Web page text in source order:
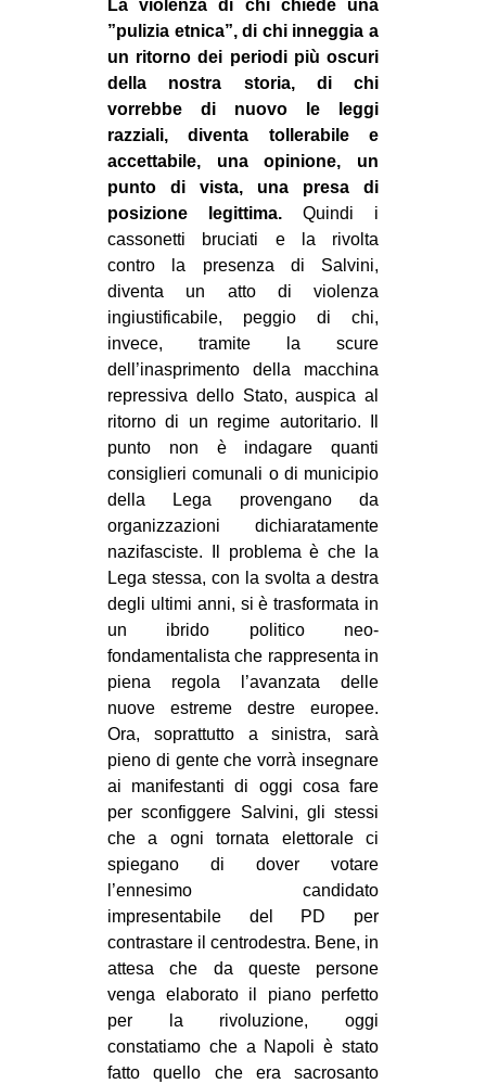
La violenza di chi chiede una
”pulizia etnica”, di chi inneggia a
un ritorno dei periodi più oscuri
della nostra storia, di chi
vorrebbe di nuovo le leggi
razziali, diventa tollerabile e
accettabile, una opinione, un
punto di vista, una presa di
posizione legittima. Quindi i
cassonetti bruciati e la rivolta
contro la presenza di Salvini,
diventa un atto di violenza
ingiustificabile, peggio di chi,
invece, tramite la scure
dell’inasprimento della macchina
repressiva dello Stato, auspica al
ritorno di un regime autoritario. Il
punto non è indagare quanti
consiglieri comunali o di municipio
della Lega provengano da
organizzazioni dichiaratamente
nazifasciste. Il problema è che la
Lega stessa, con la svolta a destra
degli ultimi anni, si è trasformata in
un ibrido politico neo-
fondamentalista che rappresenta in
piena regola l’avanzata delle
nuove estreme destre europee.
Ora, soprattutto a sinistra, sarà
pieno di gente che vorrà insegnare
ai manifestanti di oggi cosa fare
per sconfiggere Salvini, gli stessi
che a ogni tornata elettorale ci
spiegano di dover votare
l’ennesimo candidato
impresentabile del PD per
contrastare il centrodestra. Bene, in
attesa che da queste persone
venga elaborato il piano perfetto
per la rivoluzione, oggi
constatiamo che a Napoli è stato
fatto quello che era sacrosanto